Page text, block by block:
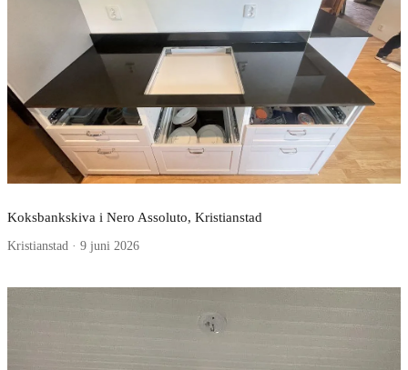
Koksbankskiva i Nero Assoluto, Kristianstad
Kristianstad · 9 juni 2026